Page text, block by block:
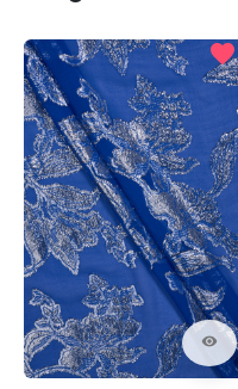
visibility
favorite